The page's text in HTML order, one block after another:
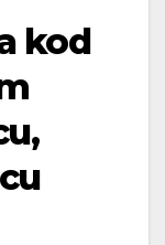
kod